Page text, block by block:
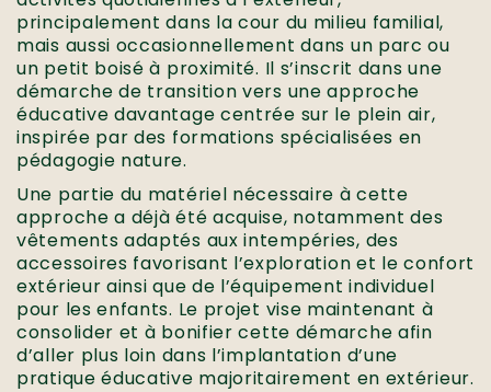
principalement dans la cour du milieu familial,
mais aussi occasionnellement dans un parc ou
un petit boisé à proximité. Il s’inscrit dans une
démarche de transition vers une approche
éducative davantage centrée sur le plein air,
inspirée par des formations spécialisées en
pédagogie nature.
Une partie du matériel nécessaire à cette
approche a déjà été acquise, notamment des
vêtements adaptés aux intempéries, des
accessoires favorisant l’exploration et le confort
extérieur ainsi que de l’équipement individuel
pour les enfants. Le projet vise maintenant à
consolider et à bonifier cette démarche afin
d’aller plus loin dans l’implantation d’une
pratique éducative majoritairement en extérieur.